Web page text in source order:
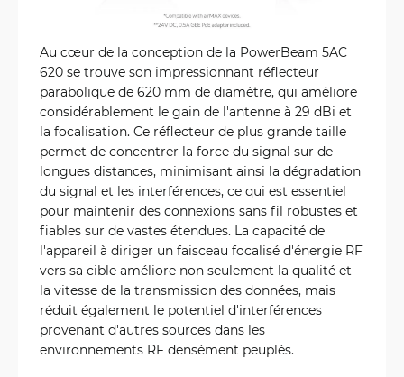
Au cœur de la conception de la PowerBeam 5AC
620 se trouve son impressionnant réflecteur
parabolique de 620 mm de diamètre, qui améliore
considérablement le gain de l'antenne à 29 dBi et
la focalisation. Ce réflecteur de plus grande taille
permet de concentrer la force du signal sur de
longues distances, minimisant ainsi la dégradation
du signal et les interférences, ce qui est essentiel
pour maintenir des connexions sans fil robustes et
fiables sur de vastes étendues. La capacité de
l'appareil à diriger un faisceau focalisé d'énergie RF
vers sa cible améliore non seulement la qualité et
la vitesse de la transmission des données, mais
réduit également le potentiel d'interférences
provenant d'autres sources dans les
environnements RF densément peuplés.